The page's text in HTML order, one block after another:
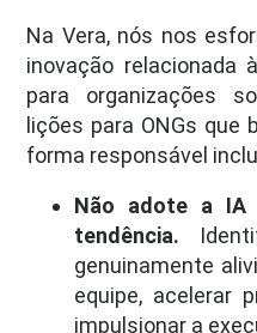
Na Vera, nós nos
inovação relacionada
para organizações
lições para ONGs que
forma responsável
Não adote a IA
tendência.
genuinamente
equipe, acelerar
impulsionar a